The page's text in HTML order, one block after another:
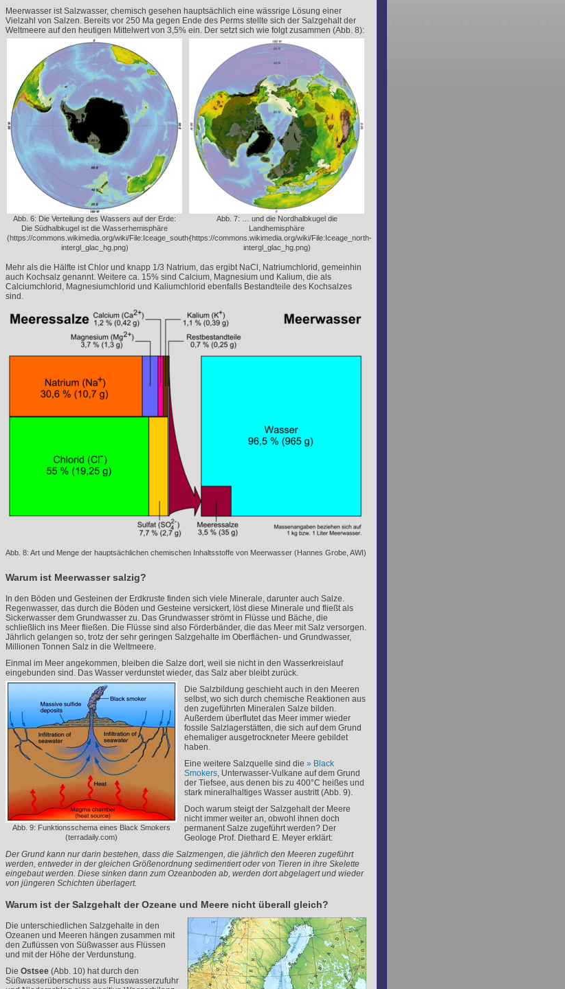
Meerwasser ist Salzwasser, chemisch gesehen hauptsächlich eine wässrige Lösung einer
Vielzahl von Salzen. Bereits vor 250 Ma gegen Ende des Perms stellte sich der Salzgehalt der
Weltmeere auf den heutigen Mittelwert von 3,5% ein. Der setzt sich wie folgt zusammen (Abb. 8):
Abb. 6: Die Verteilung des Wassers auf der Erde:
Die Südhalbkugel ist die Wasserhemisphäre
(https://commons.wikimedia.org/wiki/File:Iceage_south-
intergl_glac_hg.png)
Abb. 7: … und die Nordhalbkugel die
Landhemisphäre
(https://commons.wikimedia.org/wiki/File:Iceage_north-
intergl_glac_hg.png)
Mehr als die Hälfte ist Chlor und knapp 1/3 Natrium, das ergibt NaCl, Natriumchlorid, gemeinhin
auch Kochsalz genannt. Weitere ca. 15% sind Calcium, Magnesium und Kalium, die als
Calciumchlorid, Magnesiumchlorid und Kaliumchlorid ebenfalls Bestandteile des Kochsalzes
sind.
Abb. 8: Art und Menge der hauptsächlichen chemischen Inhaltsstoffe von Meerwasser (Hannes Grobe, AWI)
Warum ist Meerwasser salzig?
In den Böden und Gesteinen der Erdkruste finden sich viele Minerale, darunter auch Salze.
Regenwasser, das durch die Böden und Gesteine versickert, löst diese Minerale und fließt als
Sickerwasser dem Grundwasser zu. Das Grundwasser strömt in Flüsse und Bäche, die
schließlich ins Meer fließen. Die Flüsse sind also Förderbänder, die das Meer mit Salz versorgen.
Jährlich gelangen so, trotz der sehr geringen Salzgehalte im Oberflächen- und Grundwasser,
Millionen Tonnen Salz in die Weltmeere.
Einmal im Meer angekommen, bleiben die Salze dort, weil sie nicht in den Wasserkreislauf
eingebunden sind. Das Wasser verdunstet wieder, das Salz aber bleibt zurück.
Abb. 9: Funktionsschema eines Black Smokers
(terradaily.com)
Die Salzbildung geschieht auch in den Meeren
selbst, wo sich durch chemische Reaktionen aus
den zugeführten Mineralen Salze bilden.
Außerdem überflutet das Meer immer wieder
fossile Salzlagerstätten, die sich auf dem Grund
ehemaliger ausgetrockneter Meere gebildet
haben.
Eine weitere Salzquelle sind die
Black
Smokers, Unterwasser-Vulkane auf dem Grund
der Tiefsee, aus denen bis zu 400°C heißes und
stark mineralhaltiges Wasser austritt (Abb. 9).
Doch warum steigt der Salzgehalt der Meere
nicht immer weiter an, obwohl ihnen doch
permanent Salze zugeführt werden? Der
Geologe Prof. Diethard E. Meyer erklärt:
Der Grund kann nur darin bestehen, dass die Salzmengen, die jährlich den Meeren zugeführt
werden, entweder in der gleichen Größenordnung sedimentiert oder von Tieren in ihre Skelette
eingebaut werden. Diese sinken dann zum Ozeanboden ab, werden dort abgelagert und wieder
von jüngeren Schichten überlagert.
Warum ist der Salzgehalt der Ozeane und Meere nicht überall gleich?
Die unterschiedlichen Salzgehalte in den
Ozeanen und Meeren hängen zusammen mit
den Zuflüssen von Süßwasser aus Flüssen
und mit der Höhe der Verdunstung.
Die Ostsee(Abb. 10) hat durch den
Süßwasserüberschuss aus Flusswasserzufuhr